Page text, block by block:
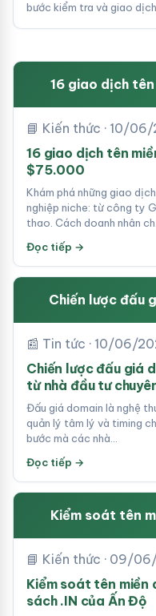
bước kiểm tra và giao
16 giao dịch
📘 Kiến thức · 10/
16 giao dịch tên
$75.000
Khám phá những giao
nghiệp niche: từ công ty
thao. Cách doanh nhân ch…
Đọc tiếp →
Chiến lược đấu
📰 Tin tức · 10/06/
Chiến lược đấu giá
từ nhà đầu tư
Đấu giá domain là nghệ
quản lý tâm lý và timing
bước mà các nhà…
Đọc tiếp →
Kiểm soát tên
📘 Kiến thức · 09/
Kiểm soát tên miền
sách .IN của Ấn Độ